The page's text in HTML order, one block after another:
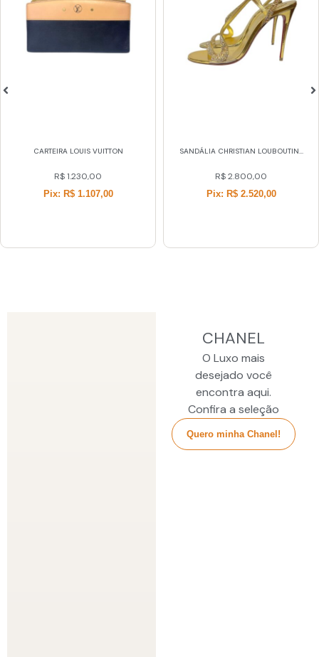
CARTEIRA LOUIS VUITTON
R$1.230,00
Pix: R$ 1.107,00
SANDÁLIA CHRISTIAN LOUBOUTIN...
R$2.800,00
Pix: R$ 2.520,00
CHANEL
O Luxo mais
desejado você
encontra aqui.
Confira a seleção
Quero minha Chanel!